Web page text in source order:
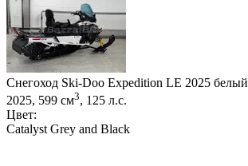
Снегоход Ski-Doo Expedition LE 2025 белый
2025, 599 см3, 125 л.с.
Цвет:
Catalyst Grey and Black